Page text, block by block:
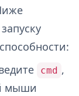
cmd ,
мыши